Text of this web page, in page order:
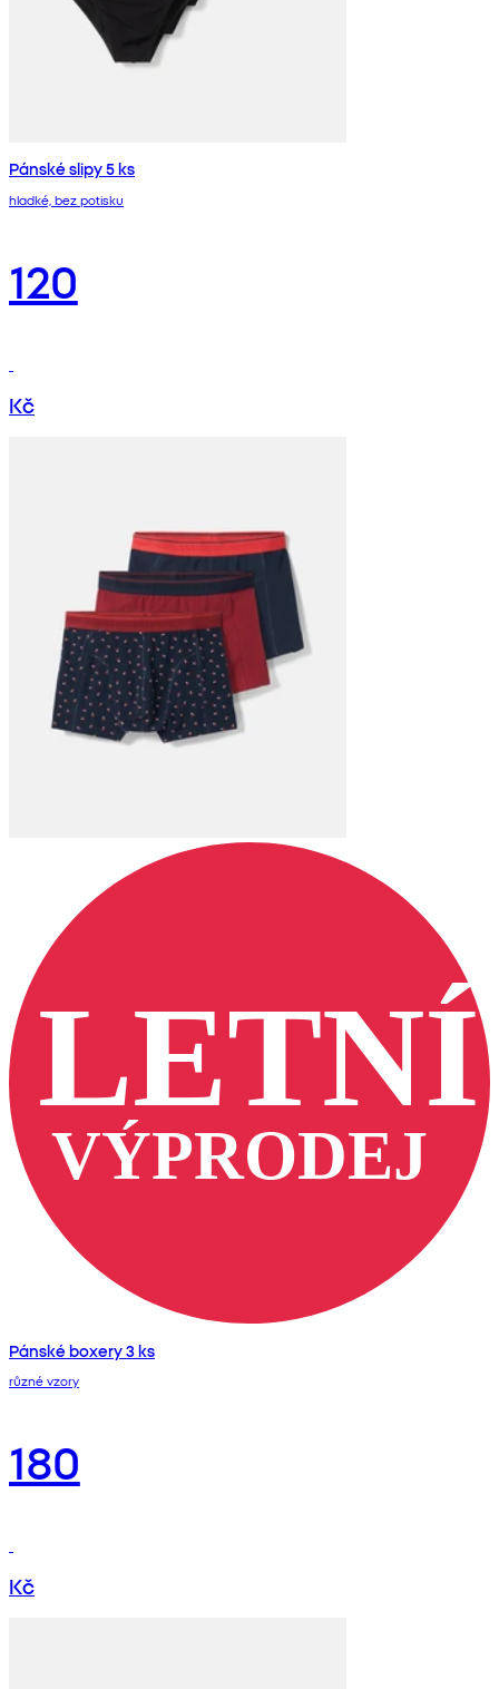
Pánské slipy 5 ks
hladké, bez potisku
120
Kč
Pánské boxery 3 ks
různé vzory
180
Kč